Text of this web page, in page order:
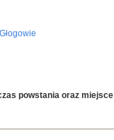
powstania oraz